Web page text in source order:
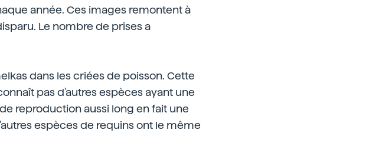
année. Ces images remontent à
Le nombre de prises a
dans les criées de poisson. Cette
pas d'autres espèces ayant une
reproduction aussi long en fait une
espèces de requins ont le même